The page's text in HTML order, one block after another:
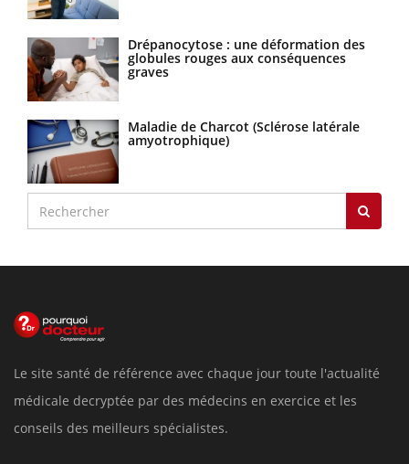
Drépanocytose : une déformation des
globules rouges aux conséquences
graves
Maladie de Charcot (Sclérose latérale
amyotrophique)
Le site santé de référence avec chaque jour toute l'actualité
médicale decryptée par des médecins en exercice et les
conseils des meilleurs spécialistes.